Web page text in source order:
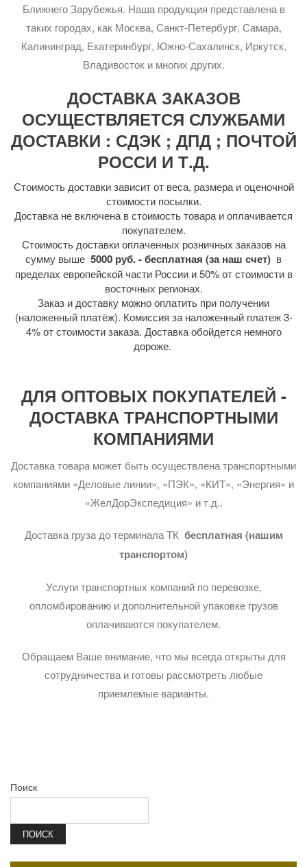
Ближнего Зарубежья. Наша продукция представлена в
таких городах, как Москва, Санкт-Петербург, Самара,
Калининград, Екатеринбург, Южно-Сахалинск, Иркутск,
Владивосток и многих других.
ДОСТАВКА ЗАКАЗОВ
ОСУЩЕСТВЛЯЕТСЯ СЛУЖБАМИ
ДОСТАВКИ : СДЭК ; ДПД ; ПОЧТОЙ
РОССИ И Т.Д.
Стоимость доставки зависит от веса, размера и оценочной
стоимости посылки.
Доставка не включена в стоимость товара и оплачивается
покупателем.
Стоимость доставки оплаченных розничных заказов на
сумму выше 5000 руб. - бесплатная (за наш счет) в
пределах европейской части России и 50% от стоимости в
восточных регионах.
Заказ и доставку можно оплатить при получении
(наложенный платёж). Комиссия за наложенный платеж 3-
4% от стоимости заказа. Доставка обойдется немного
дороже.
ДЛЯ ОПТОВЫХ ПОКУПАТЕЛЕЙ -
ДОСТАВКА ТРАНСПОРТНЫМИ
КОМПАНИЯМИ
Доставка товара может быть осуществлена транспортными
компаниями «Деловые линии», «ПЭК», «КИТ», «Энергия» и
«ЖелДорЭкспедиция» и т.д..
Доставка груза до терминала ТК бесплатная (нашим
транспортом)
Услуги транспортных компаний по перевозке,
опломбированию и дополнительной упаковке грузов
оплачиваются покупателем.
Обращаем Ваше внимание, что мы всегда открыты для
сотрудничества и готовы рассмотреть любые
приемлемые варианты.
Поиск
ПОИСК